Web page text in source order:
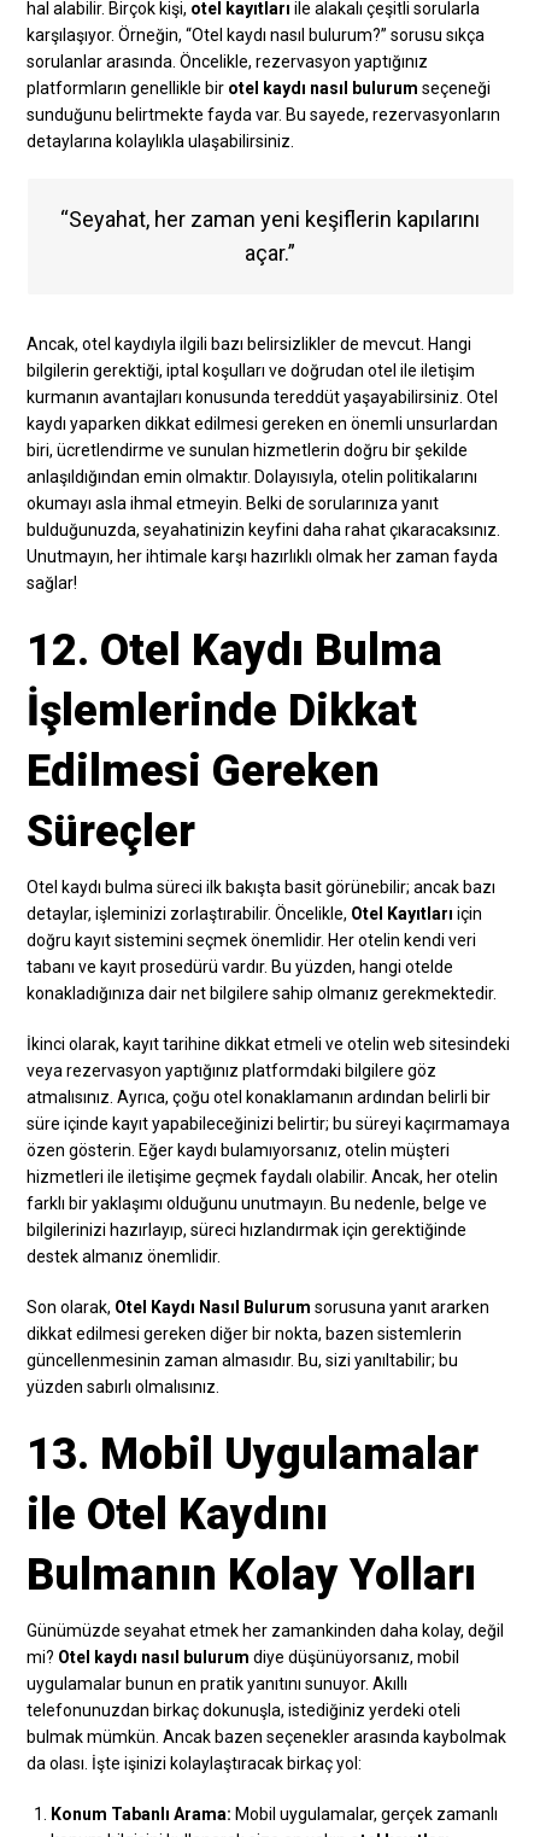
hal alabilir. Birçok kişi, otel kayıtları ile alakalı çeşitli sorularla
karşılaşıyor. Örneğin, “Otel kaydı nasıl bulurum?” sorusu sıkça
sorulanlar arasında. Öncelikle, rezervasyon yaptığınız
platformların genellikle bir otel kaydı nasıl bulurum seçeneği
sunduğunu belirtmekte fayda var. Bu sayede, rezervasyonların
detaylarına kolaylıkla ulaşabilirsiniz.
“Seyahat, her zaman yeni keşiflerin kapılarını
açar.”
Ancak, otel kaydıyla ilgili bazı belirsizlikler de mevcut. Hangi
bilgilerin gerektiği, iptal koşulları ve doğrudan otel ile iletişim
kurmanın avantajları konusunda tereddüt yaşayabilirsiniz. Otel
kaydı yaparken dikkat edilmesi gereken en önemli unsurlardan
biri, ücretlendirme ve sunulan hizmetlerin doğru bir şekilde
anlaşıldığından emin olmaktır. Dolayısıyla, otelin politikalarını
okumayı asla ihmal etmeyin. Belki de sorularınıza yanıt
bulduğunuzda, seyahatinizin keyfini daha rahat çıkaracaksınız.
Unutmayın, her ihtimale karşı hazırlıklı olmak her zaman fayda
sağlar!
12. Otel Kaydı Bulma
İşlemlerinde Dikkat
Edilmesi Gereken
Süreçler
Otel kaydı bulma süreci ilk bakışta basit görünebilir; ancak bazı
detaylar, işleminizi zorlaştırabilir. Öncelikle, Otel Kayıtları için
doğru kayıt sistemini seçmek önemlidir. Her otelin kendi veri
tabanı ve kayıt prosedürü vardır. Bu yüzden, hangi otelde
konakladığınıza dair net bilgilere sahip olmanız gerekmektedir.
İkinci olarak, kayıt tarihine dikkat etmeli ve otelin web sitesindeki
veya rezervasyon yaptığınız platformdaki bilgilere göz
atmalısınız. Ayrıca, çoğu otel konaklamanın ardından belirli bir
süre içinde kayıt yapabileceğinizi belirtir; bu süreyi kaçırmamaya
özen gösterin. Eğer kaydı bulamıyorsanız, otelin müşteri
hizmetleri ile iletişime geçmek faydalı olabilir. Ancak, her otelin
farklı bir yaklaşımı olduğunu unutmayın. Bu nedenle, belge ve
bilgilerinizi hazırlayıp, süreci hızlandırmak için gerektiğinde
destek almanız önemlidir.
Son olarak, Otel Kaydı Nasıl Bulurum sorusuna yanıt ararken
dikkat edilmesi gereken diğer bir nokta, bazen sistemlerin
güncellenmesinin zaman almasıdır. Bu, sizi yanıltabilir; bu
yüzden sabırlı olmalısınız.
13. Mobil Uygulamalar
ile Otel Kaydını
Bulmanın Kolay Yolları
Günümüzde seyahat etmek her zamankinden daha kolay, değil
mi? Otel kaydı nasıl bulurum diye düşünüyorsanız, mobil
uygulamalar bunun en pratik yanıtını sunuyor. Akıllı
telefonunuzdan birkaç dokunuşla, istediğiniz yerdeki oteli
bulmak mümkün. Ancak bazen seçenekler arasında kaybolmak
da olası. İşte işinizi kolaylaştıracak birkaç yol:
Konum Tabanlı Arama: Mobil uygulamalar, gerçek zamanlı